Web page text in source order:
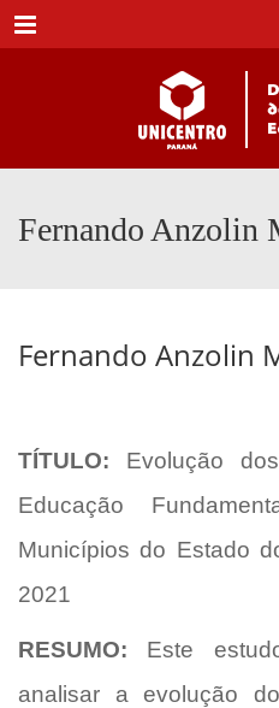
Menu
Fernando Anzolin
Fernando Anzolin
TÍTULO: Evolução
Educação
Municípios do Estado
2021
RESUMO: Este
analisar a evolução